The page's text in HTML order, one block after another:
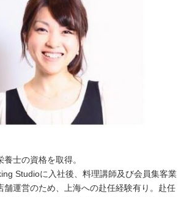
士の資格を取得。
Studioに入社後、料理講師及び会員集客業
舗運営のため、上海への赴任経験有り。赴任